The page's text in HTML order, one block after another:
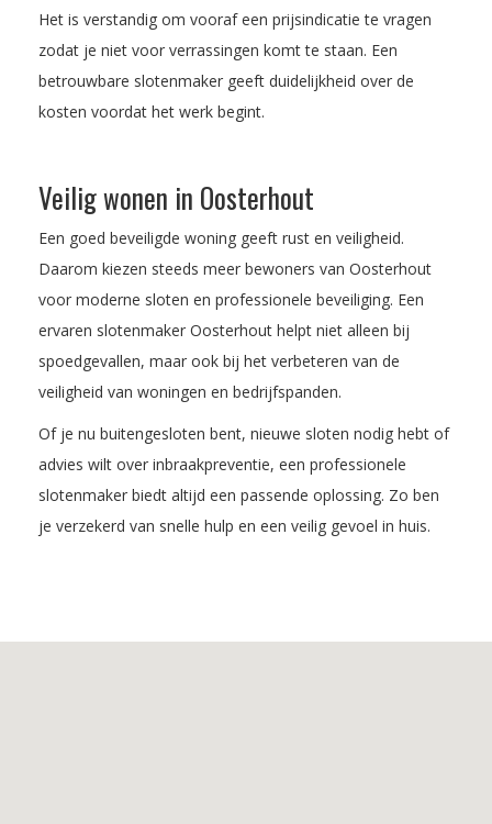
Het is verstandig om vooraf een prijsindicatie te vragen
zodat je niet voor verrassingen komt te staan. Een
betrouwbare slotenmaker geeft duidelijkheid over de
kosten voordat het werk begint.
Veilig wonen in Oosterhout
Een goed beveiligde woning geeft rust en veiligheid.
Daarom kiezen steeds meer bewoners van Oosterhout
voor moderne sloten en professionele beveiliging. Een
ervaren slotenmaker Oosterhout helpt niet alleen bij
spoedgevallen, maar ook bij het verbeteren van de
veiligheid van woningen en bedrijfspanden.
Of je nu buitengesloten bent, nieuwe sloten nodig hebt of
advies wilt over inbraakpreventie, een professionele
slotenmaker biedt altijd een passende oplossing. Zo ben
je verzekerd van snelle hulp en een veilig gevoel in huis.